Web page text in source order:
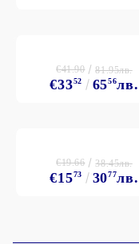
€3352 6556лв.
€41.90 81.95лв.
€1573 3077лв.
€19.66 38.45лв.